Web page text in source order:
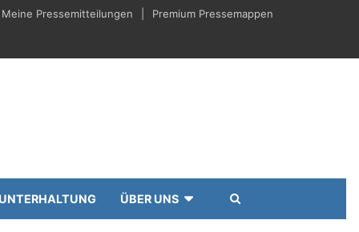
Meine Pressemitteilungen Premium Pressemappen
UNTERHALTUNG ÜBER UNS